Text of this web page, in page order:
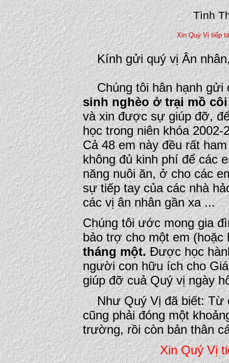
Tình
Xin Quý Vị tiếp
Kính gửi quý vị Ân
Chúng tôi hân hạnh gửi
sinh nghèo ở trại mồ
và xin được sự giúp đỡ,
học trong niên khóa 2002-
Cả 48 em này đều rất
không đủ kinh phí để các
năng nuôi ăn, ở cho các
sự tiếp tay của các nhà
các vị ân nhân gần xa ...
Chúng tôi ước mong gia
bảo trợ cho một em
tháng một.Được học
người con hữu ích cho
giúp đỡ cuả Quý vị ngày
Như Quý Vị đã biết: Từ
cũng phải đóng một
trường, rồi còn bản thân
Xin Quý Vị